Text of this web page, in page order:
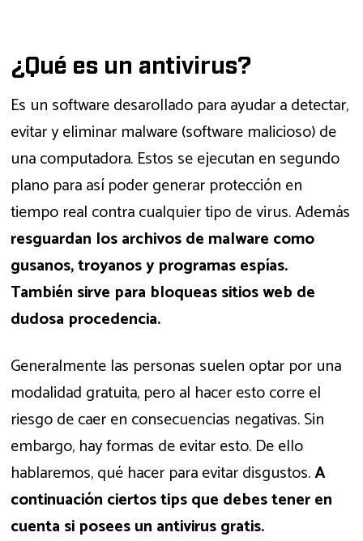
¿Qué es un antivirus?
Es un software desarollado para ayudar a detectar,
evitar y eliminar malware (software malicioso) de
una computadora. Estos se ejecutan en segundo
plano para así poder generar protección en
tiempo real contra cualquier tipo de virus. Además
resguardan los archivos de malware como
gusanos, troyanos y programas espías.
También sirve para bloqueas sitios web de
dudosa procedencia.
Generalmente las personas suelen optar por una
modalidad gratuita, pero al hacer esto corre el
riesgo de caer en consecuencias negativas. Sin
embargo, hay formas de evitar esto. De ello
hablaremos, qué hacer para evitar disgustos.A
continuación ciertos tips que debes tener en
cuenta si posees un antivirus gratis.